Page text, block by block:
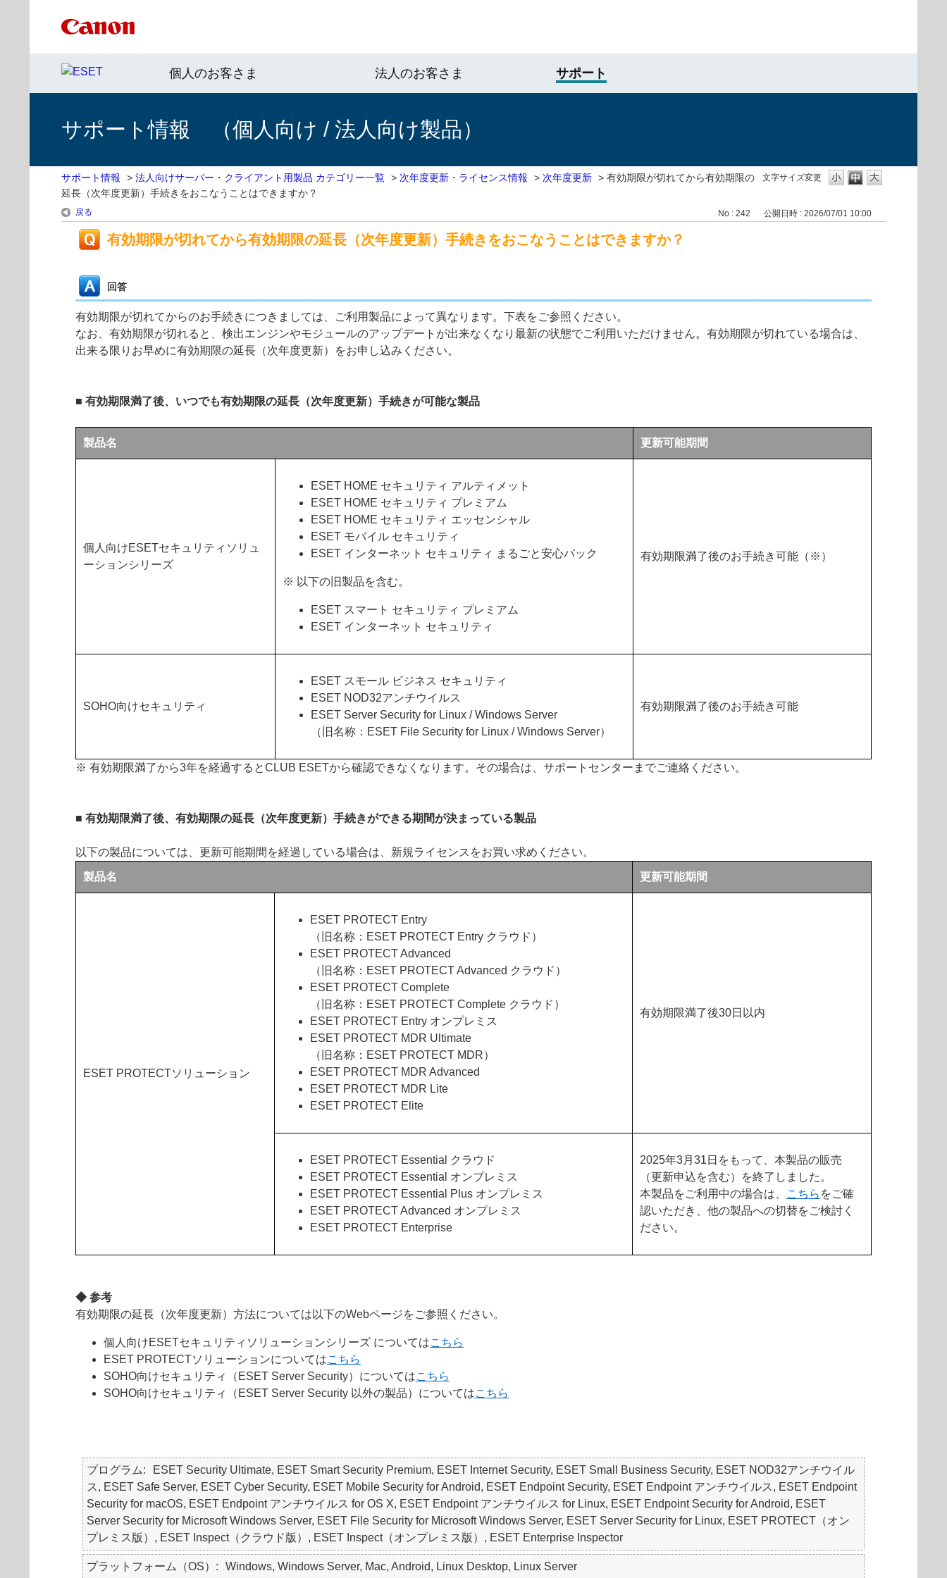
個人のお客さま 法人のお客さま サポート
サポート情報 （個人向け / 法人向け製品）
文字サイズ変更
サポート情報 > 法人向けサーバー・クライアント用製品 カテゴリー一覧 > 次年度更新・ライセンス情報 > 次年度更新 > 有効期限が切れてから有効期限の
延長（次年度更新）手続きをおこなうことはできますか？
戻る No : 242 公開日時 : 2026/07/01 10:00
有効期限が切れてから有効期限の延長（次年度更新）手続きをおこなうことはできますか？
回答
有効期限が切れてからのお手続きにつきましては、ご利用製品によって異なります。下表をご参照ください。
なお、有効期限が切れると、検出エンジンやモジュールのアップデートが出来なくなり最新の状態でご利用いただけません。有効期限が切れている場合は、
出来る限りお早めに有効期限の延長（次年度更新）をお申し込みください。
■ 有効期限満了後、いつでも有効期限の延長（次年度更新）手続きが可能な製品
製品名 更新可能期間
個人向けESETセキュリティソリュ
ーションシリーズ
ESET HOME セキュリティ アルティメット
ESET HOME セキュリティ プレミアム
ESET HOME セキュリティ エッセンシャル
ESET モバイル セキュリティ
ESET インターネット セキュリティ まるごと安心パック
※ 以下の旧製品を含む。
ESET スマート セキュリティ プレミアム
ESET インターネット セキュリティ
有効期限満了後のお手続き可能（※）
SOHO向けセキュリティ
ESET スモール ビジネス セキュリティ
ESET NOD32アンチウイルス
ESET Server Security for Linux / Windows Server
（旧名称：ESET File Security for Linux / Windows Server）
有効期限満了後のお手続き可能
※ 有効期限満了から3年を経過するとCLUB ESETから確認できなくなります。その場合は、サポートセンターまでご連絡ください。
■ 有効期限満了後、有効期限の延長（次年度更新）手続きができる期間が決まっている製品
以下の製品については、更新可能期間を経過している場合は、新規ライセンスをお買い求めください。
製品名 更新可能期間
ESET PROTECTソリューション
ESET PROTECT Entry
（旧名称：ESET PROTECT Entry クラウド）
ESET PROTECT Advanced
（旧名称：ESET PROTECT Advanced クラウド）
ESET PROTECT Complete
（旧名称：ESET PROTECT Complete クラウド）
ESET PROTECT Entry オンプレミス
ESET PROTECT MDR Ultimate
（旧名称：ESET PROTECT MDR）
ESET PROTECT MDR Advanced
ESET PROTECT MDR Lite
ESET PROTECT Elite
有効期限満了後30日以内
ESET PROTECT Essential クラウド
ESET PROTECT Essential オンプレミス
ESET PROTECT Essential Plus オンプレミス
ESET PROTECT Advanced オンプレミス
ESET PROTECT Enterprise
2025年3月31日をもって、本製品の販売
（更新申込を含む）を終了しました。
本製品をご利用中の場合は、
こちら をご確
認いただき、他の製品への切替をご検討く
ださい。
◆ 参考
有効期限の延長（次年度更新）方法については以下のWebページをご参照ください。
個人向けESETセキュリティソリューションシリーズ についてはこちら
ESET PROTECTソリューションについてはこちら
SOHO向けセキュリティ（ESET Server Security）についてはこちら
SOHO向けセキュリティ（ESET Server Security 以外の製品）についてはこちら
プログラム
ESET Security Ultimate, ESET Smart Security Premium, ESET Internet Security, ESET Small Business Security, ESET NOD32アンチウイル
ス, ESET Safe Server, ESET Cyber Security, ESET Mobile Security for Android, ESET Endpoint Security, ESET Endpoint アンチウイルス, ESET Endpoint
Security for macOS, ESET Endpoint アンチウイルス for OS X, ESET Endpoint アンチウイルス for Linux, ESET Endpoint Security for Android, ESET
Server Security for Microsoft Windows Server, ESET File Security for Microsoft Windows Server, ESET Server Security for Linux, ESET PROTECT（オン
プレミス版）, ESET Inspect（クラウド版）, ESET Inspect（オンプレミス版）, ESET Enterprise Inspector
プラットフォーム（OS） Windows, Windows Server, Mac, Android, Linux Desktop, Linux Server